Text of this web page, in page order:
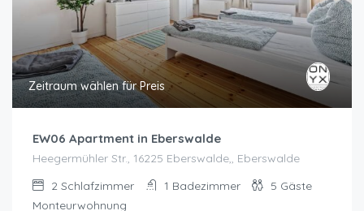
Zeitraum wählen für Preis
EW06 Apartment in Eberswalde
Heegermühler Str., 16225 Eberswalde,, Eberswalde
2 Schlafzimmer 1 Badezimmer 5 Gäste
Monteurwohnung